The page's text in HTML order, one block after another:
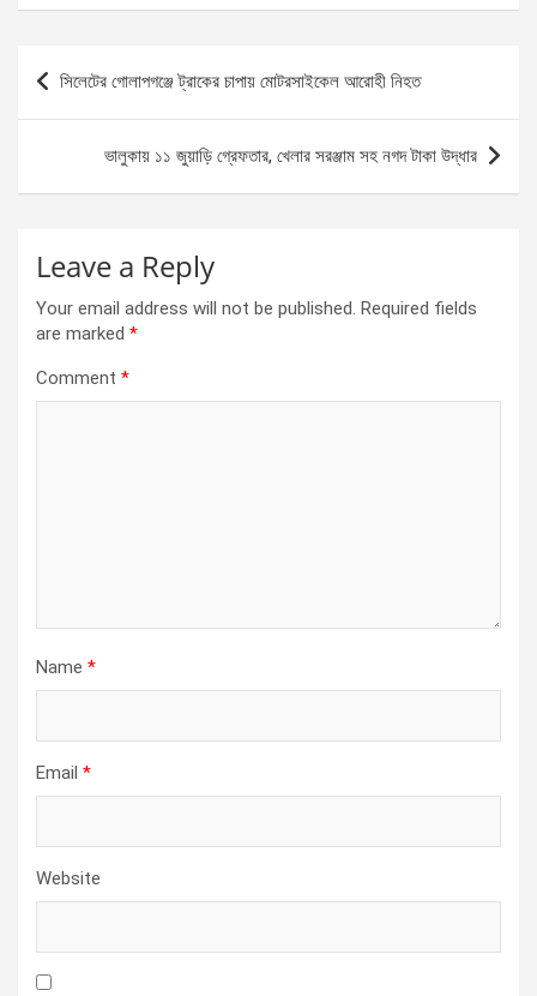
ce
b
o
se
g
er
at
s
A
p
p
ar
Post
navigation
সিলেটের গোলাপগঞ্জে ট্রাকের চাপায় মোটরসাইকেল আরোহী নিহত
ভালুকায় ১১ জুয়াড়ি গ্রেফতার, খেলার সরঞ্জাম সহ নগদ টাকা উদ্ধার
Leave a Reply
Your email address will not be published. Required fields
are marked *
Comment *
Name *
Email *
Website